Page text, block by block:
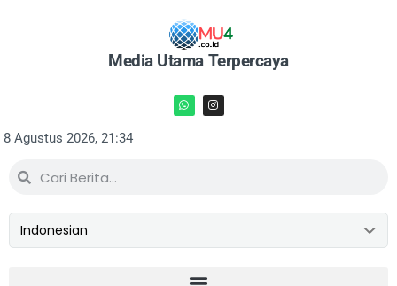
Media Utama Terpercaya
8 Agustus 2026, 21:34